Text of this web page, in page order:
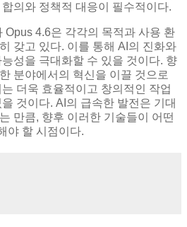
의와 정책적 대응이 필수적이다.
Opus 4.6은 각각의 목적과 사용 환
갖고 있다. 이를 통해 AI의 진화와
성을 극대화할 수 있을 것이다. 향
분야에서의 혁신을 이끌 것으로
더욱 효율적이고 창의적인 작업
것이다. AI의 급속한 발전은 기대
만큼, 향후 이러한 기술들이 어떤
야 할 시점이다.